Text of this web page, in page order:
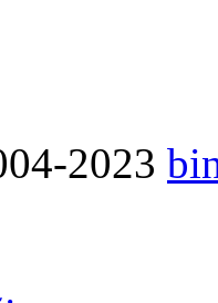
2023